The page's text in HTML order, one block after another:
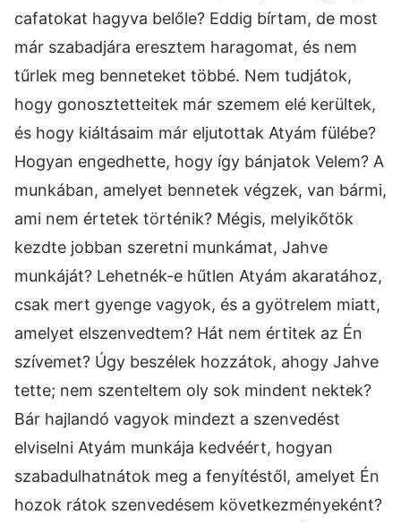
cafatokat hagyva belőle? Eddig bírtam, de most
már szabadjára eresztem haragomat, és nem
tűrlek meg benneteket többé. Nem tudjátok,
hogy gonosztetteitek már szemem elé kerültek,
és hogy kiáltásaim már eljutottak Atyám fülébe?
Hogyan engedhette, hogy így bánjatok Velem? A
munkában, amelyet bennetek végzek, van bármi,
ami nem értetek történik? Mégis, melyikőtök
kezdte jobban szeretni munkámat, Jahve
munkáját? Lehetnék-e hűtlen Atyám akaratához,
csak mert gyenge vagyok, és a gyötrelem miatt,
amelyet elszenvedtem? Hát nem értitek az Én
szívemet? Úgy beszélek hozzátok, ahogy Jahve
tette; nem szenteltem oly sok mindent nektek?
Bár hajlandó vagyok mindezt a szenvedést
elviselni Atyám munkája kedvéért, hogyan
szabadulhatnátok meg a fenyítéstől, amelyet Én
hozok rátok szenvedésem következményeként?